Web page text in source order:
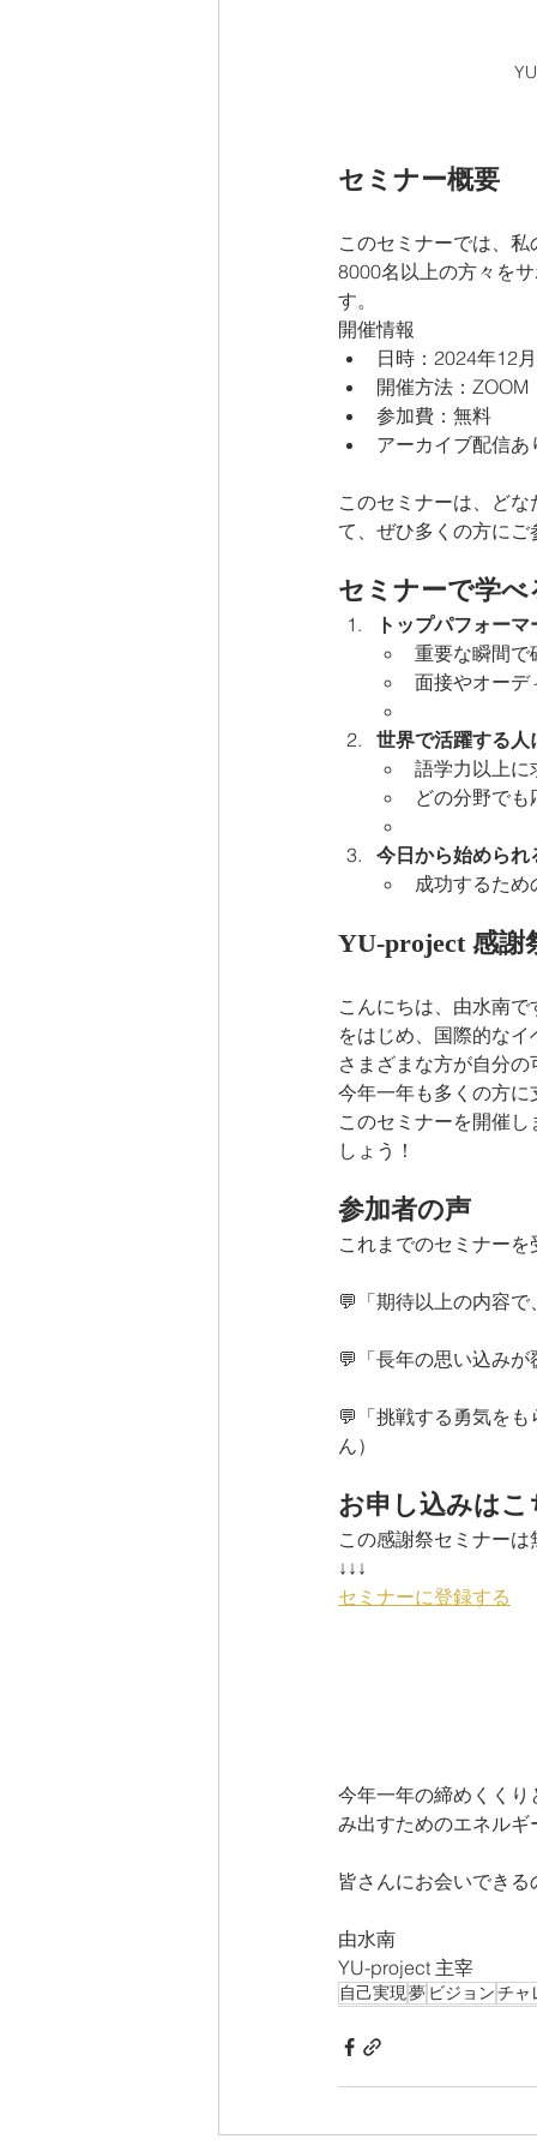
セミナー概要
このセミナーでは、
8000名以上の方々を
す。
開催情報
日時：2024年12
開催方法：ZOOM
参加費：無料
アーカイブ配信
このセミナーは、ど
て、ぜひ多くの方に
セミナーで学べ
トップパフォー
重要な瞬間
面接やオーデ
世界で活躍する
語学力以上に
どの分野で
今日から始めら
成功するた
YU-project 感謝
こんにちは、由水南
をはじめ、国際的な
さまざまな方が自分
今年一年も多くの方
このセミナーを開催
しょう！
参加者の声
これまでのセミナー
💬「期待以上の内容
💬「長年の思い込み
💬「挑戦する勇気を
ん）
お申し込みはこ
この感謝祭セミナー
↓↓↓
セミナーに登録する
今年一年の締めくく
み出すためのエネル
皆さんにお会いでき
由水南
YU-project 主宰
自己実現夢 ビジョン チャ